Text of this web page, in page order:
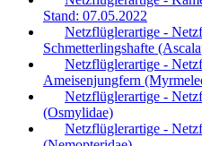
Stand: 07.05.2022
Netzflüglerartige -
Schmetterlingshafte
Netzflüglerartige -
Ameisenjungfern
Netzflüglerartige -
(Osmylidae)
Netzflüglerartige -